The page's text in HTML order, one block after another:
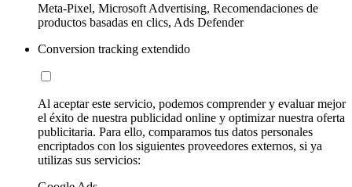
Meta-Pixel, Microsoft Advertising, Recomendaciones de
productos basadas en clics, Ads Defender
Conversion tracking extendido
Al aceptar este servicio, podemos comprender y evaluar mejor
el éxito de nuestra publicidad online y optimizar nuestra oferta
publicitaria. Para ello, comparamos tus datos personales
encriptados con los siguientes proveedores externos, si ya
utilizas sus servicios: